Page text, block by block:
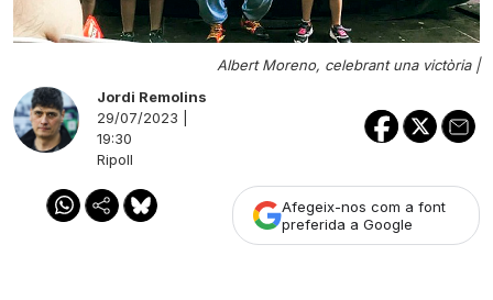
Albert Moreno, celebrant una victòria |
Jordi Remolins
29/07/2023 |
19:30
Ripoll
Afegeix-nos com a font
preferida a Google